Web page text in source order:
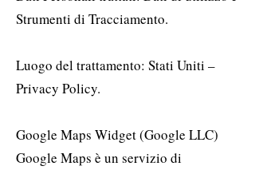
Strumenti di Tracciamento.
Luogo del trattamento: Stati Uniti –
Privacy Policy.
Google Maps Widget (Google LLC)
Google Maps è un servizio di